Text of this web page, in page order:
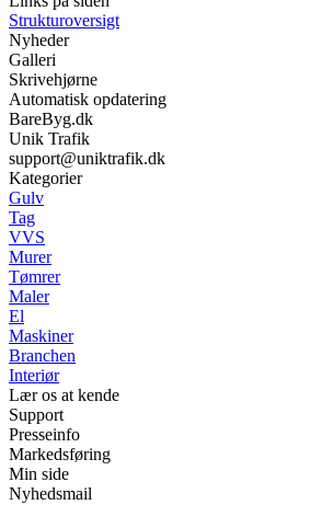
Strukturoversigt
Nyheder
Galleri
Skrivehjørne
Automatisk opdatering
BareByg.dk
Unik Trafik
support@uniktrafik.dk
Kategorier
Gulv
Tag
VVS
Murer
Tømrer
Maler
El
Maskiner
Branchen
Interiør
Lær os at kende
Support
Presseinfo
Markedsføring
Min side
Nyhedsmail